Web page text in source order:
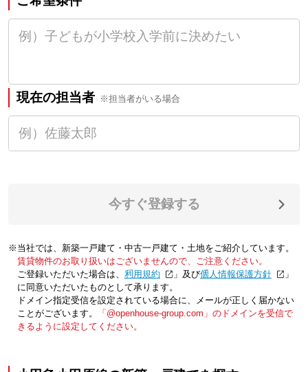
現在の担当者 ※担当者がいる場合
今すぐ登録する
※当社では、新築一戸建て・中古一戸建て・土地をご紹介しています。
賃貸物件のお取り扱いはございませんので、ご注意ください。
ご登録いただいた場合は、「利用規約 」及び「個人情報保護方針
」
に同意いただいたものとして承ります。
ドメイン指定受信を設定されている場合に、メールが正しく届かない
ことがございます。
「@openhouse-group.com」のドメインを受信で
きるように設定してください。